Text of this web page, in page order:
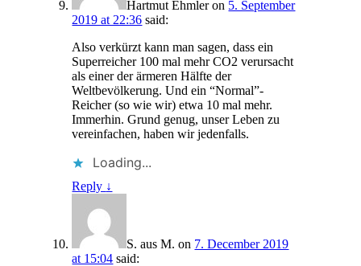
Hartmut Ehmleron 5. September
2019 at 22:36 said:
Also verkürzt kann man sagen, dass ein
Superreicher 100 mal mehr CO2 verursacht
als einer der ärmeren Hälfte der
Weltbevölkerung. Und ein “Normal”-
Reicher (so wie wir) etwa 10 mal mehr.
Immerhin. Grund genug, unser Leben zu
vereinfachen, haben wir jedenfalls.
Loading...
Reply ↓
S. aus M. on 7. December 2019
at 15:04 said: